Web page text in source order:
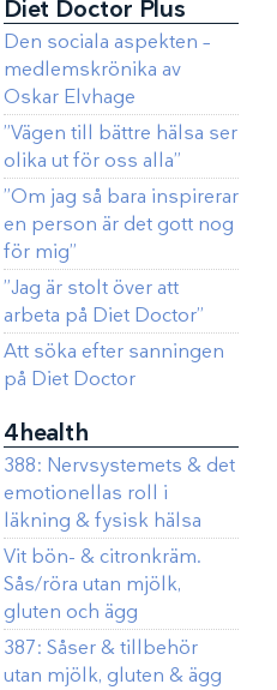
Diet Doctor Plus
Den sociala aspekten –
medlemskrönika av
Oskar Elvhage
”Vägen till bättre hälsa ser
olika ut för oss alla”
”Om jag så bara inspirerar
en person är det gott nog
för mig”
”Jag är stolt över att
arbeta på Diet Doctor”
Att söka efter sanningen
på Diet Doctor
4health
388: Nervsystemets & det
emotionellas roll i
läkning & fysisk hälsa
Vit bön- & citronkräm.
Sås/röra utan mjölk,
gluten och ägg
387: Såser & tillbehör
utan mjölk, gluten & ägg